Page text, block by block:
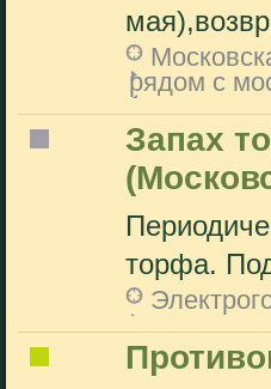
рядом с
Запах
торфа.